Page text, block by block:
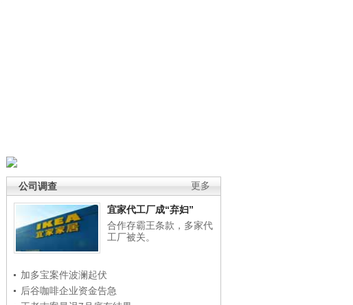
更多
公司调查
宜家代工厂成“弃妇”
合作存霸王条款，多家代
工厂被关。
加多宝案件波澜起伏
后谷咖啡企业资金告急